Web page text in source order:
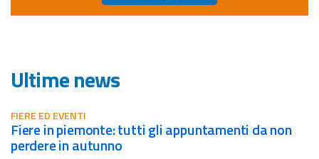
Ultime news
FIERE ED EVENTI
fiere in piemonte: tutti gli appuntamenti da non
perdere in autunno